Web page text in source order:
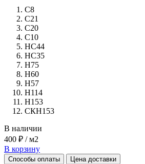
С8
С21
С20
С10
НС44
НС35
Н75
Н60
Н57
Н114
Н153
СКН153
В наличии
400 ₽ / м2
В корзину
Способы оплаты Цена доставки